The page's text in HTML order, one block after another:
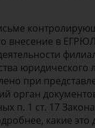
внесение в
юридического
при
орган
п. 1 ст. 17
какие это